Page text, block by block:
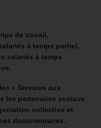
de travail,
à temps partiel,
salariés à temps
« Services aux
les partenaires sociaux
collective et
documentaires.